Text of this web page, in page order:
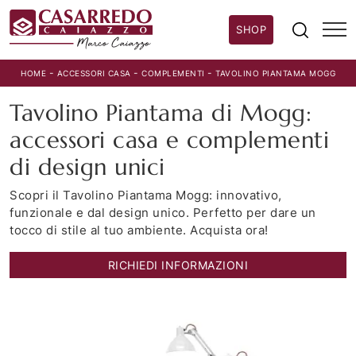
SHOP
HOME - ACCESSORI CASA - COMPLEMENTI - TAVOLINO PIANTAMA MOGG
Tavolino Piantama di Mogg:
accessori casa e complementi
di design unici
Scopri il Tavolino Piantama Mogg: innovativo,
funzionale e dal design unico. Perfetto per dare un
tocco di stile al tuo ambiente. Acquista ora!
RICHIEDI INFORMAZIONI